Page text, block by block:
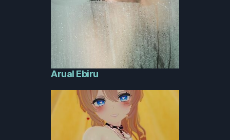
Arual Ebiru